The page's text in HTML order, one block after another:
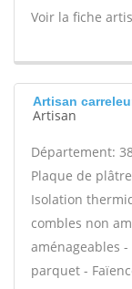
Voir la fiche
Artisan
Artisan
Département:
Plaque de
Isolation
combles non
aménageables
parquet -